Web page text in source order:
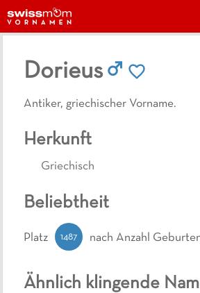
Dorieus
Antiker, griechischer Vorname.
Herkunft
Griechisch
Ähnlich klingende
Beliebtheit
Platz 1487 nach Anzahl